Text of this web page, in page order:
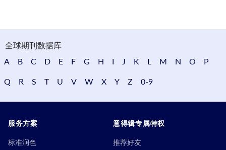
全球期刊数据库
A
B C D E F G H I J K L M N O P
Q R S T U V W X Y Z 0-9